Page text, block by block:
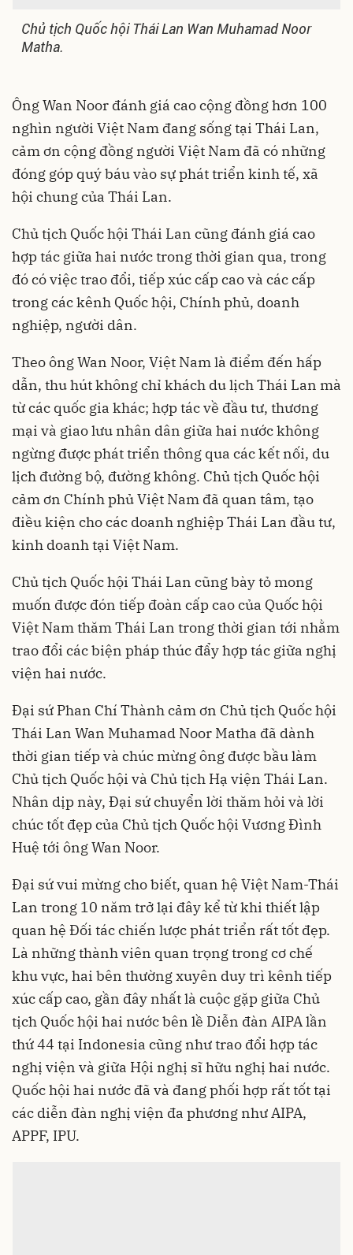
Chủ tịch Quốc hội Thái Lan Wan Muhamad Noor
Matha.
Ông Wan Noor đánh giá cao cộng đồng hơn 100
nghìn người Việt Nam đang sống tại Thái Lan,
cảm ơn cộng đồng người Việt Nam đã có những
đóng góp quý báu vào sự phát triển kinh tế, xã
hội chung của Thái Lan.
Chủ tịch Quốc hội Thái Lan cũng đánh giá cao
hợp tác giữa hai nước trong thời gian qua, trong
đó có việc trao đổi, tiếp xúc cấp cao và các cấp
trong các kênh Quốc hội, Chính phủ, doanh
nghiệp, người dân.
Theo ông Wan Noor, Việt Nam là điểm đến hấp
dẫn, thu hút không chỉ khách du lịch Thái Lan mà
từ các quốc gia khác; hợp tác về đầu tư, thương
mại và giao lưu nhân dân giữa hai nước không
ngừng được phát triển thông qua các kết nối, du
lịch đường bộ, đường không. Chủ tịch Quốc hội
cảm ơn Chính phủ Việt Nam đã quan tâm, tạo
điều kiện cho các doanh nghiệp Thái Lan đầu tư,
kinh doanh tại Việt Nam.
Chủ tịch Quốc hội Thái Lan cũng bày tỏ mong
muốn được đón tiếp đoàn cấp cao của Quốc hội
Việt Nam thăm Thái Lan trong thời gian tới nhằm
trao đổi các biện pháp thúc đẩy hợp tác giữa nghị
viện hai nước.
Đại sứ Phan Chí Thành cảm ơn Chủ tịch Quốc hội
Thái Lan Wan Muhamad Noor Matha đã dành
thời gian tiếp và chúc mừng ông được bầu làm
Chủ tịch Quốc hội và Chủ tịch Hạ viện Thái Lan.
Nhân dịp này, Đại sứ chuyển lời thăm hỏi và lời
chúc tốt đẹp của Chủ tịch Quốc hội Vương Đình
Huệ tới ông Wan Noor.
Đại sứ vui mừng cho biết, quan hệ Việt Nam-Thái
Lan trong 10 năm trở lại đây kể từ khi thiết lập
quan hệ Đối tác chiến lược phát triển rất tốt đẹp.
Là những thành viên quan trọng trong cơ chế
khu vực, hai bên thường xuyên duy trì kênh tiếp
xúc cấp cao, gần đây nhất là cuộc gặp giữa Chủ
tịch Quốc hội hai nước bên lề Diễn đàn AIPA lần
thứ 44 tại Indonesia cũng như trao đổi hợp tác
nghị viện và giữa Hội nghị sĩ hữu nghị hai nước.
Quốc hội hai nước đã và đang phối hợp rất tốt tại
các diễn đàn nghị viện đa phương như AIPA,
APPF, IPU.